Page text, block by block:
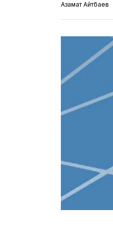
Азамат Айтбаев